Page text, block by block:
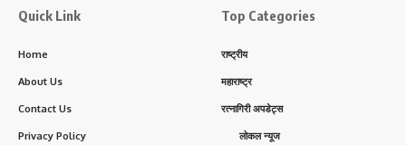
Quick Link
Home
About Us
Contact Us
Privacy Policy
Top Categories
राष्ट्रीय
महाराष्ट्र
रत्नागिरी अपडेट्स
लोकल न्यूज